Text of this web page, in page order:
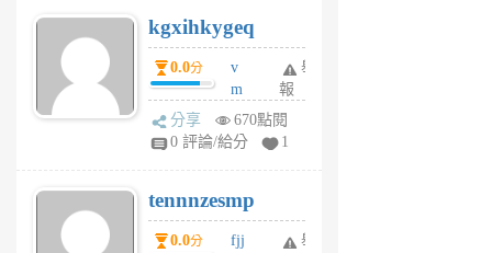
6
個
月
前
kgxihkygeq
0.0分
v
m
sg
sr
6
個
月
舉
報
分享
670點閱
0 評論/給分
1
tennnzesmp
0.0分
fjj
舉